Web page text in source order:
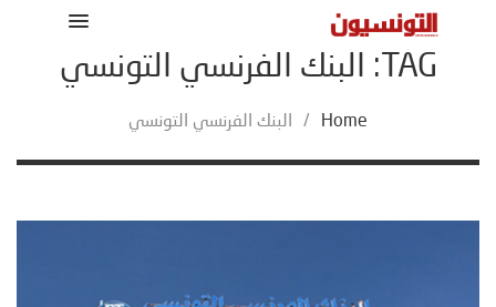
TAG: البنك الفرنسي التونسي
Home
/ البنك الفرنسي التونسي